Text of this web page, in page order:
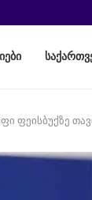
ფეისბუქზე